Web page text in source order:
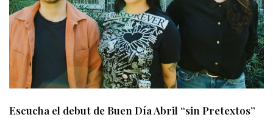
Escucha el debut de Buen Día Abril “sin Pretextos”